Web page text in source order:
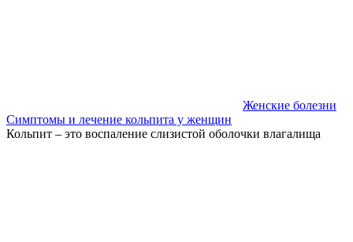
Женские болезни
Симптомы и лечение кольпита у женщин
Кольпит – это воспаление слизистой оболочки влагалища